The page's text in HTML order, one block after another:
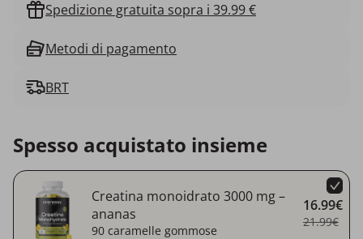
Spedizione gratuita sopra i 39.99 €
Metodi di pagamento
BRT
Spesso acquistato insieme
Creatina monoidrato 3000 mg –
ananas
90 caramelle gommose
16.99€
21.99€